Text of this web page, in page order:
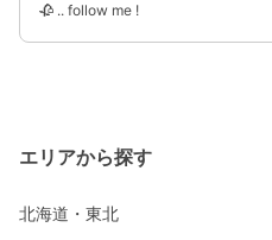
🥀 .. follow me ! ‪
エリアから探す
北海道・東北